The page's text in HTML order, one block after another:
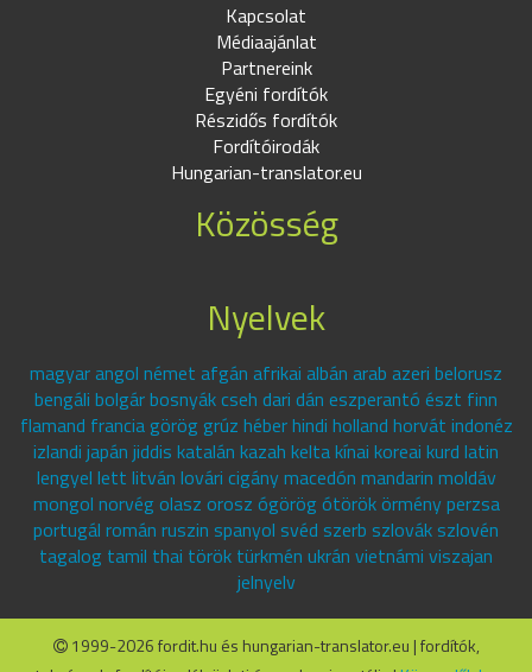
Kapcsolat
Médiaajánlat
Partnereink
Egyéni fordítók
Részidős fordítók
Fordítóirodák
Hungarian-translator.eu
Közösség
Nyelvek
magyar angol német afgán afrikai albán arab azeri belorusz
bengáli bolgár bosnyák cseh dari dán eszperantó észt finn
flamand francia görög grúz héber hindi holland horvát indonéz
izlandi japán jiddis katalán kazah kelta kínai koreai kurd latin
lengyel lett litván lovári cigány macedón mandarin moldáv
mongol norvég olasz orosz ógörög ótörök örmény perzsa
portugál román ruszin spanyol svéd szerb szlovák szlovén
tagalog tamil thai török türkmén ukrán vietnámi viszajan
jelnyelv
1999-2026 fordit.hu és hungarian-translator.eu | fordítók,